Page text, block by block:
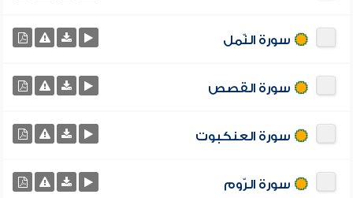
سورة النّمل
سورة القصص
سورة العنكبوت
سورة الرّوم